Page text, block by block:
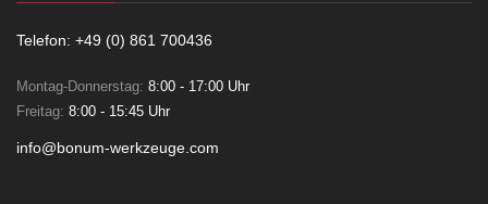
Telefon: +49 (0) 861 700436
Montag-Donnerstag: 8:00 - 17:00 Uhr
Freitag: 8:00 - 15:45 Uhr
info@bonum-werkzeuge.com